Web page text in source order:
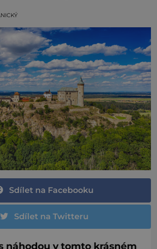
Sdílet na Facebooku
Sdílet na Twitteru
náhodou v tomto krásném